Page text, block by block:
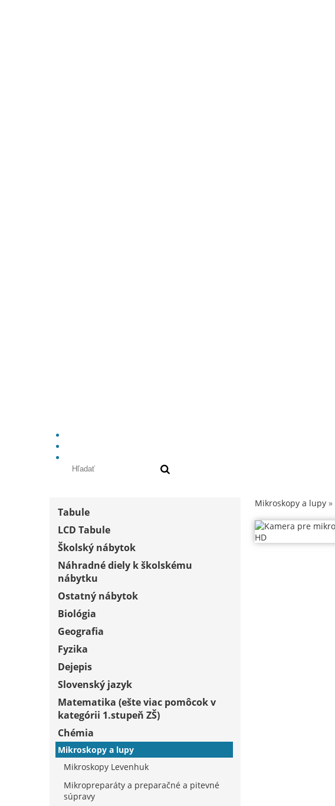
Tabule
LCD Tabule
Školský nábytok
Náhradné diely k školskému
nábytku
Ostatný nábytok
Biológia
Geografia
Fyzika
Dejepis
Slovenský jazyk
Matematika (ešte viac pomôcok v
kategórii 1.stupeň ZŠ)
Chémia
Mikroskopy a lupy
Mikroskopy Levenhuk
Mikropreparáty a preparačné a pitevné
súpravy
Mikroskopy a lupy »